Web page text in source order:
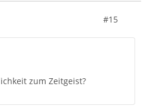
#15
zum Zeitgeist?